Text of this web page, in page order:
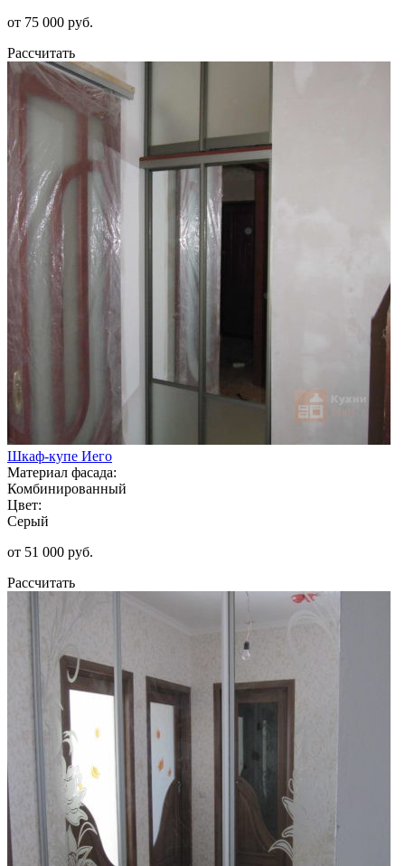
от 75 000 руб.
Рассчитать
Шкаф-купе Иего
Материал фасада:
Комбинированный
Цвет:
Серый
от 51 000 руб.
Рассчитать